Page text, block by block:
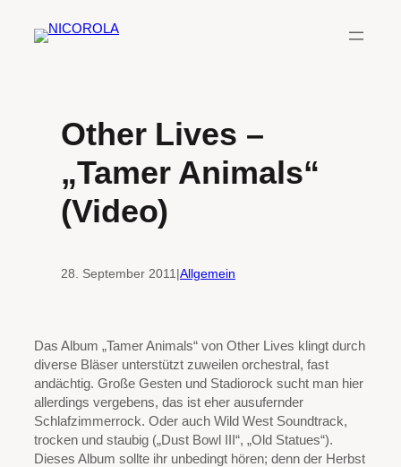
Inhalt
Other Lives –
„Tamer Animals“
(Video)
28. September 2011 |Allgemein
Das Album „Tamer Animals“ von Other Lives klingt durch
diverse Bläser unterstützt zuweilen orchestral, fast
andächtig. Große Gesten und Stadiorock sucht man hier
allerdings vergebens, das ist eher ausufernder
Schlafzimmerrock. Oder auch Wild West Soundtrack,
trocken und staubig („Dust Bowl III“, „Old Statues“).
Dieses Album sollte ihr unbedingt hören; denn der Herbst